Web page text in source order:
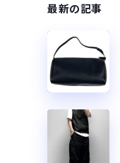
最新の記事